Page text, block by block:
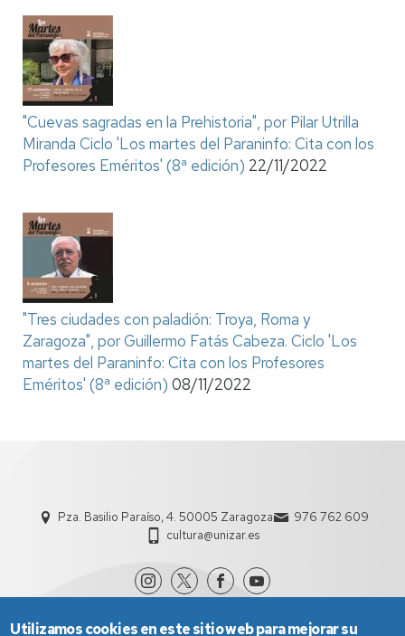
"Cuevas sagradas en la Prehistoria", por Pilar Utrilla
Miranda Ciclo 'Los martes del Paraninfo: Cita con los
Profesores Eméritos' (8ª edición) 22/11/2022
"Tres ciudades con paladión: Troya, Roma y
Zaragoza", por Guillermo Fatás Cabeza. Ciclo 'Los
martes del Paraninfo: Cita con los Profesores
Eméritos' (8ª edición) 08/11/2022
Pza. Basilio Paraíso, 4. 50005 Zaragoza
976 762 609
cultura@unizar.es
Utilizamos cookies en este sitio web para mejorar su